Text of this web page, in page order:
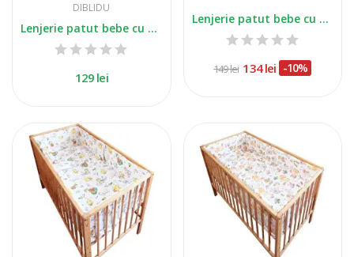
DIBLIDU
Lenjerie patut bebe cu 5 piese soricelul...
129 lei
Lenjerie patut bebe cu 5 piese avioane
149 lei 134 lei -10%